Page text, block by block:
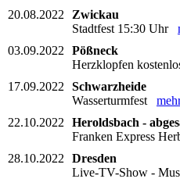
20.08.2022
Zwickau
Stadtfest 15:30 Uhr
03.09.2022
Pößneck
Herzklopfen
17.09.2022
Schwarzheide
Wasserturmfest
22.10.2022
Heroldsbach -
Franken Express
28.10.2022
Dresden
Live-TV-Show -